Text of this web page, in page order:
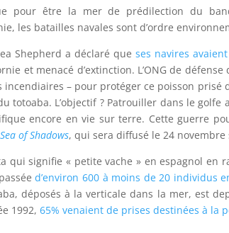
pour être la mer de prédilection du
les batailles navales sont d’ordre
Shepherd a déclaré queses navires
et menacé d’extinction. L’ONG de
– pour protéger ce poisson
totoaba. L’objectif ? Patrouiller dans le
encore en vie sur terre. Cette guerre
Sea of Shadows, qui sera diffusé le 24 novembre
qui signifie « petite vache » en espagnol en
d’environ 600 à moins de 20 individus
déposés à la verticale dans la mer, est
1992,65% venaient de prises destinées à la